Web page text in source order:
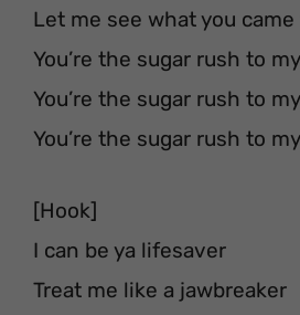
Let me see what you came
You’re the sugar rush to
You’re the sugar rush to
You’re the sugar rush to
[Hook]
I can be ya lifesaver
Treat me like a jawbreaker